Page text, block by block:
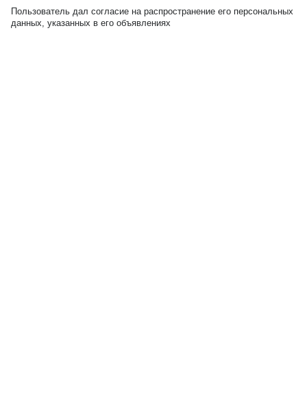
Пользователь дал согласие на распространение его персональных
данных, указанных в его объявлениях